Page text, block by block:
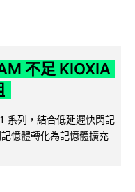
不足 KIOXIA
系列，結合低延遲快閃記
憶體轉化為記憶體擴充